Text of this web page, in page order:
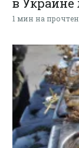
в
1 мин на